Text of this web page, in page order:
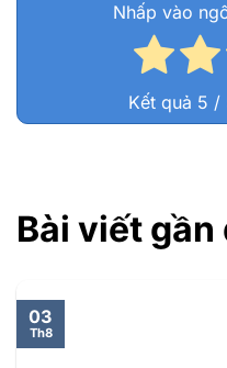
Nhấp vào
Kết quả 5 /
Bài viết gần
03
Th8